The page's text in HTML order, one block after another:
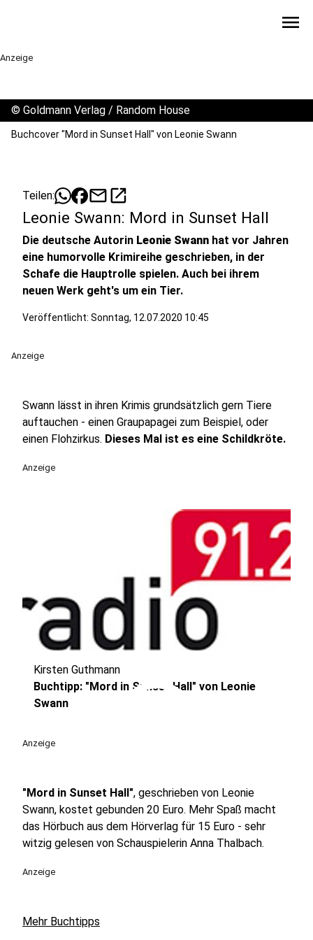
menu
Anzeige
© Goldmann Verlag / Random House
Buchcover "Mord in Sunset Hall" von Leonie Swann
Teilen: mailopen_in_new
Leonie Swann: Mord in Sunset Hall
Die deutsche Autorin Leonie Swann hat vor Jahren
eine humorvolle Krimireihe geschrieben, in der
Schafe die Hauptrolle spielen. Auch bei ihrem
neuen Werk geht's um ein Tier.
Veröffentlicht: Sonntag, 12.07.2020 10:45
Anzeige
Swann lässt in ihren Krimis grundsätzlich gern Tiere
auftauchen - einen Graupapagei zum Beispiel, oder
einen Flohzirkus. Dieses Mal ist es eine Schildkröte.
Anzeige
play_circle
Kirsten Guthmann
Buchtipp: "Mord in Sunset Hall" von Leonie
Swann
Anzeige
"Mord in Sunset Hall", geschrieben von Leonie
Swann, kostet gebunden 20 Euro. Mehr Spaß macht
das Hörbuch aus dem Hörverlag für 15 Euro - sehr
witzig gelesen von Schauspielerin Anna Thalbach.
Anzeige
Mehr Buchtipps